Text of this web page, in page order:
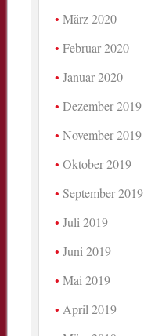
März 2020
Februar 2020
Januar 2020
Dezember 2019
November 2019
Oktober 2019
September 2019
Juli 2019
Juni 2019
Mai 2019
April 2019